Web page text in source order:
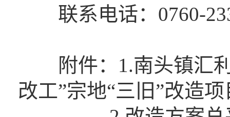
联系电话：0760-
附件：1.南头镇汇利
改工”宗地“三旧”改造